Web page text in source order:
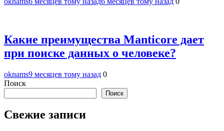
Какие преимущества Manticore дает
при поиске данных о человеке?
oknams9 месяцев тому назад 0
Поиск
Поиск
Свежие записи